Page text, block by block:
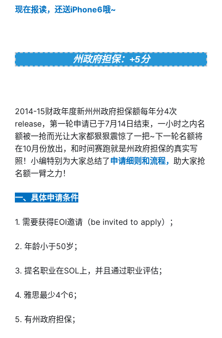
现在报读，还送iPhone6哦~
州政府担保：+5分
2014-15财政年度新州州政府担保额每年分4次
release，第一轮申请已于7月14日结束，一小时之内名
额被一抢而光让大家都狠狠震惊了一把~下一轮名额将
在10月份放出，和时间赛跑就是州政府担保的真实写
照！小编特别为大家总结了申请细则和流程， 助大家抢
名额一臂之力！
一、具体申请条件
1. 需要获得EOI邀请（be invited to apply）；
2. 年龄小于50岁；
3. 提名职业在SOL上，并且通过职业评估；
4. 雅思最少4个6；
5. 有州政府担保；